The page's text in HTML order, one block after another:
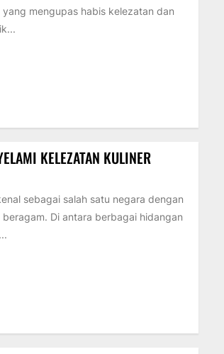
mengupas habis kelezatan dan
KELEZATAN KULINER
sebagai salah satu negara dengan
Di antara berbagai hidangan